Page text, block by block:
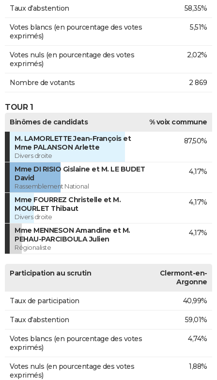
Taux d'abstention 58,35%
Votes blancs (en pourcentage des votes
exprimés)
5,51%
Votes nuls (en pourcentage des votes
exprimés)
2,02%
Nombre de votants 2 869
TOUR 1
Binômes de candidats
% voix commune
M. LAMORLETTE Jean-François et
Mme PALANSON Arlette
Divers droite
87,50%
Mme DI RISIO Gislaine et M. LE BUDET
David
Rassemblement National
4,17%
Mme FOURREZ Christelle et M.
MOURLET Thibaut
Divers droite
4,17%
Mme MENNESON Amandine et M.
PEHAU-PARCIBOULA Julien
Régionaliste
4,17%
Participation au scrutin
Clermont-en-
Argonne
Taux de participation 40,99%
Taux d'abstention 59,01%
Votes blancs (en pourcentage des votes
exprimés)
4,74%
Votes nuls (en pourcentage des votes
exprimés)
1,88%